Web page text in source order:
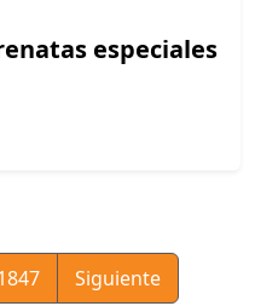
especiales
Siguiente